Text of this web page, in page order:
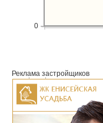
0
Реклама застройщиков